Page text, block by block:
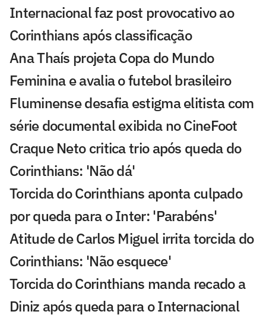
Internacional faz post provocativo ao
Corinthians após classificação
Ana Thaís projeta Copa do Mundo
Feminina e avalia o futebol brasileiro
Fluminense desafia estigma elitista com
série documental exibida no CineFoot
Craque Neto critica trio após queda do
Corinthians: 'Não dá'
Torcida do Corinthians aponta culpado
por queda para o Inter: 'Parabéns'
Atitude de Carlos Miguel irrita torcida do
Corinthians: 'Não esquece'
Torcida do Corinthians manda recado a
Diniz após queda para o Internacional